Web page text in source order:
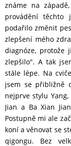
známe na
provádění těchto
podařilo změnit
zlepšení mého
diagnóze, protože
zlepšilo". A tak
stále lépe. Na
jsem se přibližně
nejprve stylu
Jian a Ba Xian
Postupně mi ale
koní a věnovat se
qigongu. Bez